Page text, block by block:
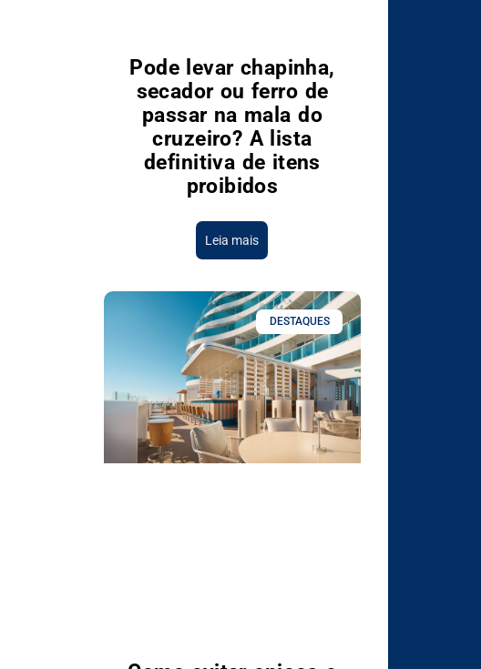
Pode levar chapinha,
secador ou ferro de
passar na mala do
cruzeiro? A lista
definitiva de itens
proibidos
Leia mais
DESTAQUES